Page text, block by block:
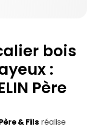
bois
:
Père
& Fils réalise